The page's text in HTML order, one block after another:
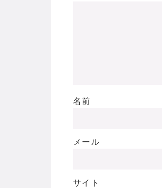
名前
メール
サイト